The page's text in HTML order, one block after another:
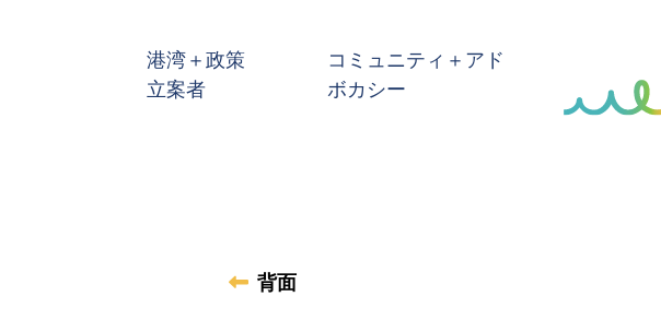
港湾＋政策
立案者
コミュニティ＋アド
ボカシー
背面